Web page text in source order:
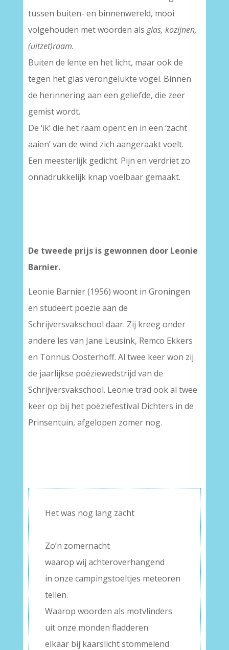
tussen buiten- en binnenwereld, mooi
volgehouden met woorden als glas, kozijnen,
(uitzet)raam.
Buiten de lente en het licht, maar ook de
tegen het glas verongelukte vogel. Binnen
de herinnering aan een geliefde, die zeer
gemist wordt.
De ‘ik’ die het raam opent en in een ‘zacht
aaien’ van de wind zich aangeraakt voelt.
Een meesterlijk gedicht. Pijn en verdriet zo
onnadrukkelijk knap voelbaar gemaakt.
De tweede prijs is gewonnen door Leonie
Barnier.
Leonie Barnier (1956) woont in Groningen
en studeert poëzie aan de
Schrijversvakschool daar. Zij kreeg onder
andere les van Jane Leusink, Remco Ekkers
en Tonnus Oosterhoff. Al twee keer won zij
de jaarlijkse poëziewedstrijd van de
Schrijversvakschool. Leonie trad ook al twee
keer op bij het poëziefestival Dichters in de
Prinsentuin, afgelopen zomer nog.
Het was nog lang zacht
Zo’n zomernacht
waarop wij achteroverhangend
in onze campingstoeltjes meteoren
tellen.
Waarop woorden als motvlinders
uit onze monden fladderen
elkaar bij kaarslicht stommelend